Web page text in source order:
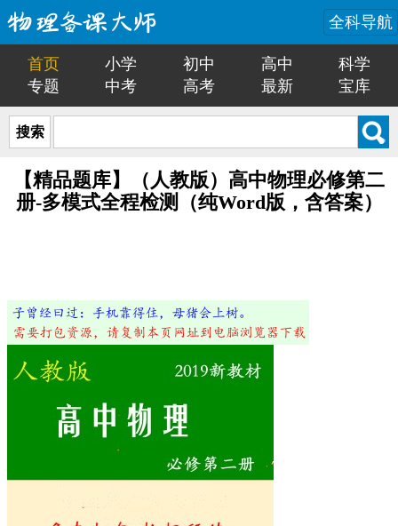
全科导航
首页 小学 初中 高中
科学
专题
中考 高考 最新 宝库
搜索
【精品题库】（人教版）高中物理必修第二
册-多模式全程检测（纯Word版，含答案）